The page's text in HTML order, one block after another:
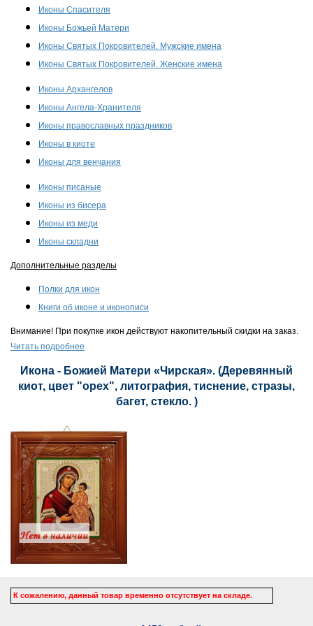
Иконы Спасителя
Иконы Божьей Матери
Иконы Святых Покровителей. Мужские имена
Иконы Святых Покровителей. Женские имена
Иконы Архангелов
Иконы Ангела-Хранителя
Иконы православных праздников
Иконы в киоте
Иконы для венчания
Иконы писаные
Иконы из бисера
Иконы из меди
Иконы складни
Дополнительные разделы
Полки для икон
Книги об иконе и иконописи
Внимание! При покупке икон действуют накопительный скидки на заказ.
Читать подробнее
Икона - Божией Матери «Чирская». (Деревянный
киот, цвет "орех", литография, тиснение, стразы,
багет, стекло. )
К сожалению, данный товар временно отсутствует на складе.